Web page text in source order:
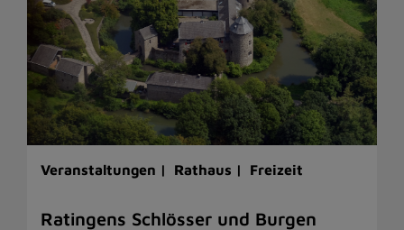
Veranstaltungen | Rathaus | Freizeit
Ratingens Schlösser und Burgen